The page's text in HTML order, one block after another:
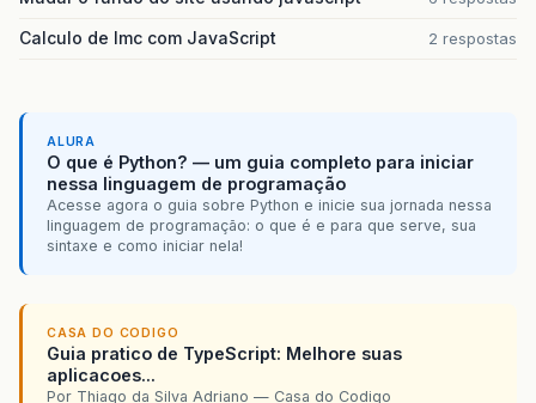
Calculo de Imc com JavaScript 2 respostas
ALURA
O que é Python? — um guia completo para iniciar
nessa linguagem de programação
Acesse agora o guia sobre Python e inicie sua jornada nessa
linguagem de programação: o que é e para que serve, sua
sintaxe e como iniciar nela!
CASA DO CODIGO
Guia pratico de TypeScript: Melhore suas
aplicacoes...
Por Thiago da Silva Adriano — Casa do Codigo